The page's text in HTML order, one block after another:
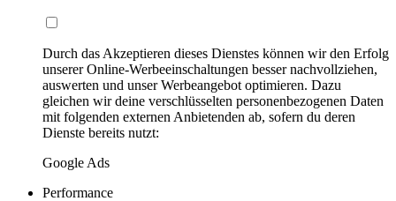
Durch das Akzeptieren dieses Dienstes können wir den Erfolg
unserer Online-Werbeeinschaltungen besser nachvollziehen,
auswerten und unser Werbeangebot optimieren. Dazu
gleichen wir deine verschlüsselten personenbezogenen Daten
mit folgenden externen Anbietenden ab, sofern du deren
Dienste bereits nutzt:
Google Ads
Performance